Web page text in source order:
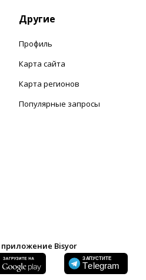
Другие
Профиль
Карта сайта
Карта регионов
Популярные запросы
Bisyor